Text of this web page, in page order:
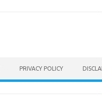
PRIVACY POLICY